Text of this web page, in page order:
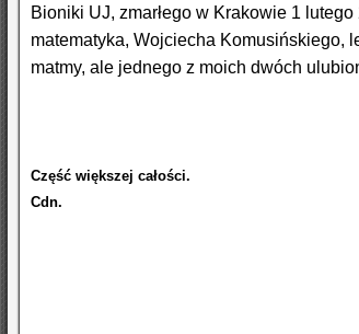
Bioniki UJ, zmarłego w Krakowie 1
matematyka, Wojciecha Komusińskiego,
matmy, ale jednego z moich dwóch
Część większej całości.
Cdn.